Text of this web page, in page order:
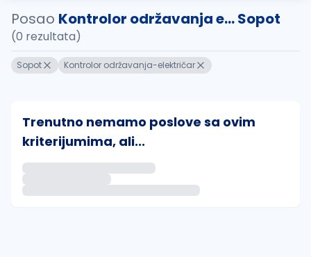
Posao Kontrolor održavanja e... Sopot
(0 rezultata)
Sopot Kontrolor održavanja-električar
Trenutno nemamo poslove sa ovim
kriterijumima, ali...